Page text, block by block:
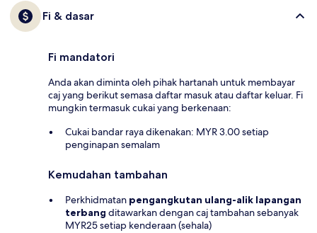
Fi & dasar
Fi mandatori
Anda akan diminta oleh pihak hartanah untuk membayar
caj yang berikut semasa daftar masuk atau daftar keluar. Fi
mungkin termasuk cukai yang berkenaan:
Cukai bandar raya dikenakan: MYR 3.00 setiap
penginapan semalam
Kemudahan tambahan
Perkhidmatan pengangkutan ulang-alik lapangan
terbang ditawarkan dengan caj tambahan sebanyak
MYR25 setiap kenderaan (sehala)